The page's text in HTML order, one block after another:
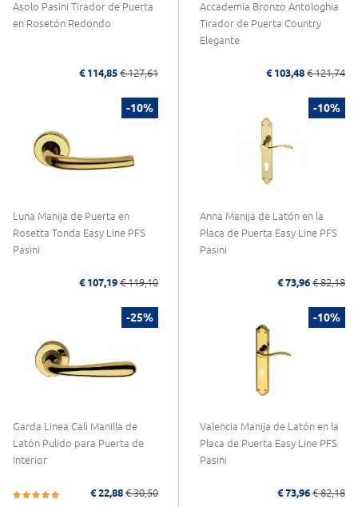
Asolo Pasini Tirador de Puerta
en Rosetón Redondo
€ 114,85 € 127,61
Accademia Bronzo Antologhia
Tirador de Puerta Country
Elegante
€ 103,48 € 121,74
-10%
Luna Manija de Puerta en
Rosetta Tonda Easy Line PFS
Pasini
€ 107,19 € 119,10
-10%
Anna Manija de Latón en la
Placa de Puerta Easy Line PFS
Pasini
€ 73,96 € 82,18
-25%
Garda Linea Calì Manilla de
Latón Pulido para Puerta de
Interior
€ 22,88 € 30,50
-10%
Valencia Manija de Latón en la
Placa de Puerta Easy Line PFS
Pasini
€ 73,96 € 82,18